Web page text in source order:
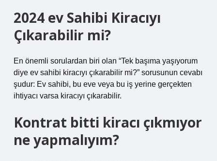
2024 ev Sahibi Kiracıyı
Çıkarabilir mi?
En önemli sorulardan biri olan “Tek başıma yaşıyorum
diye ev sahibi kiracıyı çıkarabilir mi?” sorusunun cevabı
şudur: Ev sahibi, bu eve veya bu iş yerine gerçekten
ihtiyacı varsa kiracıyı çıkarabilir.
Kontrat bitti kiracı çıkmıyor
ne yapmalıyım?